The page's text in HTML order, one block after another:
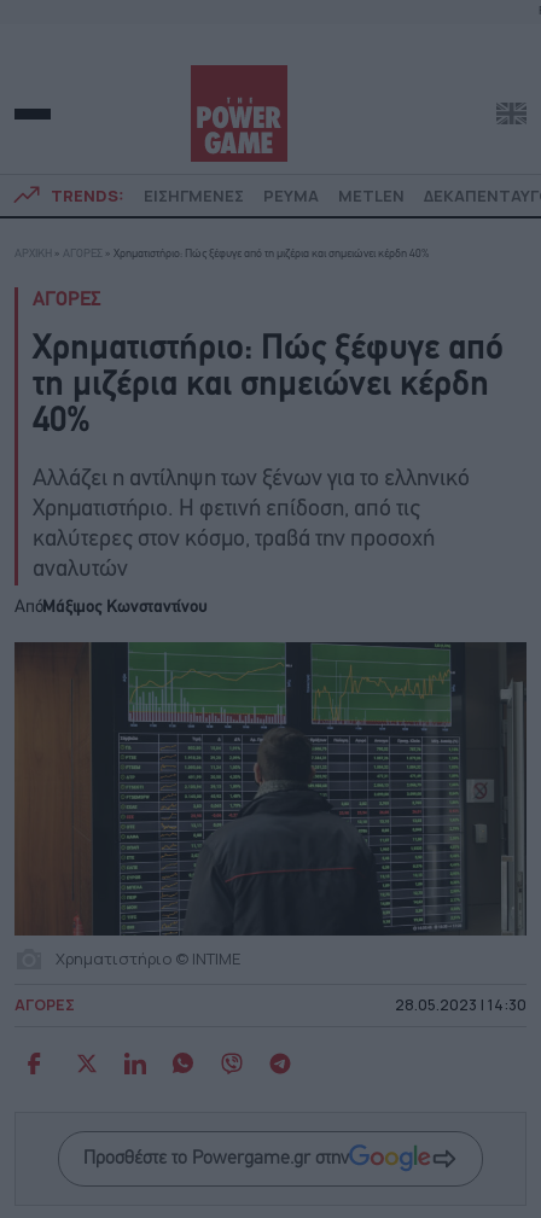
TRENDS: ΕΙΣΗΓΜΕΝΕΣ ΡΕΥΜΑ METLEN
ΑΡΧΙΚΗ » ΑΓΟΡΕΣ » Χρηματιστήριο: Πώς ξέφυγε από τη μιζέρια και σημειώνει κέρδη 40%
ΑΓΟΡΕΣ
Χρηματιστήριο: Πώς ξέφυγε από
τη μιζέρια και σημειώνει κέρδη
40%
Αλλάζει η αντίληψη των ξένων για το ελληνικό
Χρηματιστήριο. Η φετινή επίδοση, από τις
καλύτερες στον κόσμο, τραβά την προσοχή
αναλυτών
ΑπόΜάξιμος Κωνσταντίνου
Χρηματιστήριο © INTIME
ΑΓΟΡΕΣ 28.05.2023 | 14:30
Προσθέστε το Powergame.gr στην